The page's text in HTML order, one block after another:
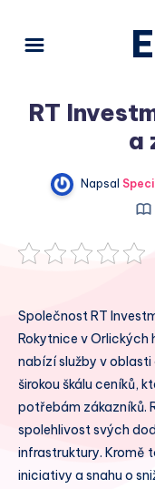
RT
a
Napsal
Společnost RT
Rokytnice v Orlických
nabízí služby v oblasti
širokou škálu ceníků,
potřebám zákazníků.
spolehlivost svých
infrastruktury. Kromě
iniciativy a snahu o